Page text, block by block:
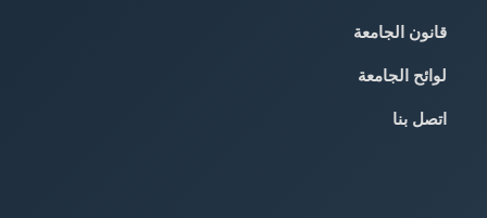
قانون الجامعة
لوائح الجامعة
اتصل بنا